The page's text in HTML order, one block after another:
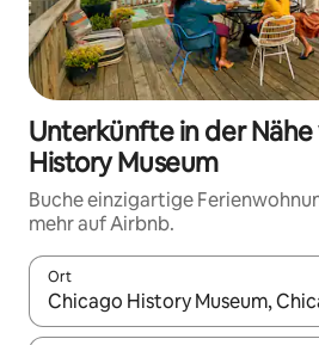
Unterkünfte in der
History Museum
Buche einzigartige
mehr auf Airbnb.
Ort
Wenn Ergebnisse verfügbar sind,